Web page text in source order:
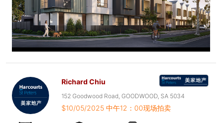
Richard Chiu
152 Goodwood Road, GOODWOOD, SA 5034
$10/05/2025 中午12：00现场拍卖